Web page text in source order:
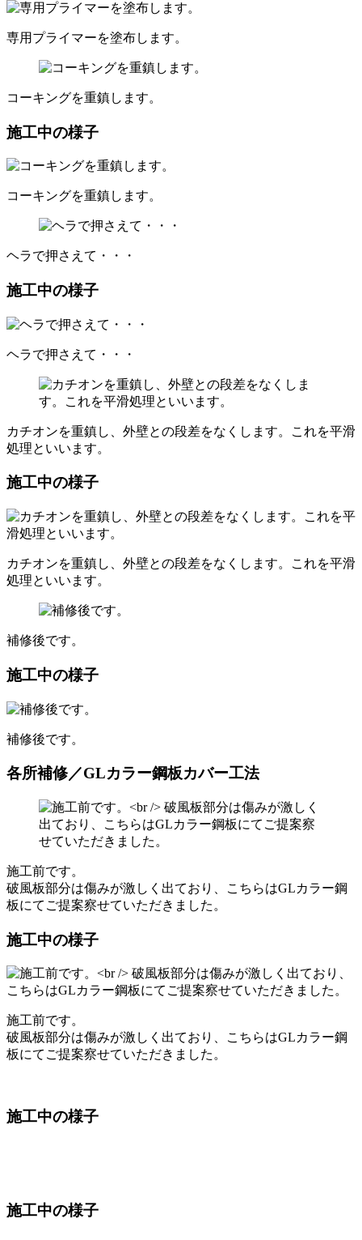
専用プライマーを塗布します。
コーキングを重鎮します。
施工中の様子
コーキングを重鎮します。
ヘラで押さえて・・・
施工中の様子
ヘラで押さえて・・・
カチオンを重鎮し、外壁との段差をなくします。これを平滑
処理といいます。
施工中の様子
カチオンを重鎮し、外壁との段差をなくします。これを平滑
処理といいます。
補修後です。
施工中の様子
補修後です。
各所補修／GLカラー鋼板カバー工法
施工前です。
破風板部分は傷みが激しく出ており、こちらはGLカラー鋼
板にてご提案察せていただきました。
施工中の様子
施工前です。
破風板部分は傷みが激しく出ており、こちらはGLカラー鋼
板にてご提案察せていただきました。
施工中の様子
施工中の様子